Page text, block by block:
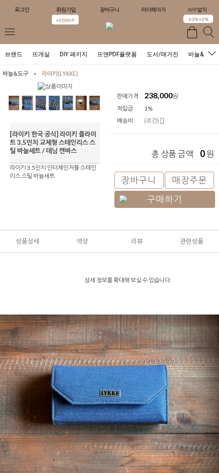
로그인 회원가입
+2000 P
장바구니 마이페이지 APP설치
10%+3%
브랜드 뜨개실 DIY 패키지 뜨앤PDF플랫폼 도서/매거진 바늘&도구
바늘&도구 > 라이키(LYKKE)
[라이키 한국 공식] 라이키 플라이
트 3.5인치 교체형 스테인리스 스
틸 바늘세트 / 데님 캔바스
라이키 3.5인치 인터체인저블 스테인
리스 스틸 바늘세트
판매가격 238,000원
적립금
1%
배송비
(조건)
총 상품 금액 0원
장바구니
매장주문
구매하기
상품상세 색상 리뷰 관련상품
상세 정보를 확대해 보실 수 있습니다.